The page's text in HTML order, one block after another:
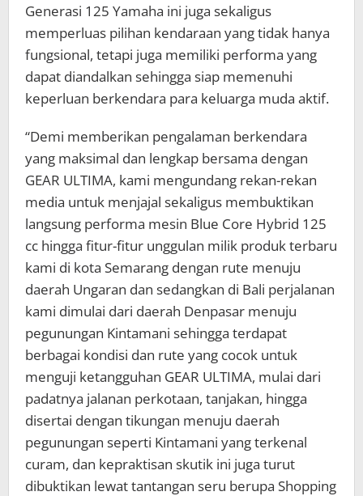
Generasi 125 Yamaha ini juga sekaligus
memperluas pilihan kendaraan yang tidak hanya
fungsional, tetapi juga memiliki performa yang
dapat diandalkan sehingga siap memenuhi
keperluan berkendara para keluarga muda aktif.
“Demi memberikan pengalaman berkendara
yang maksimal dan lengkap bersama dengan
GEAR ULTIMA, kami mengundang rekan-rekan
media untuk menjajal sekaligus membuktikan
langsung performa mesin Blue Core Hybrid 125
cc hingga fitur-fitur unggulan milik produk terbaru
kami di kota Semarang dengan rute menuju
daerah Ungaran dan sedangkan di Bali perjalanan
kami dimulai dari daerah Denpasar menuju
pegunungan Kintamani sehingga terdapat
berbagai kondisi dan rute yang cocok untuk
menguji ketangguhan GEAR ULTIMA, mulai dari
padatnya jalanan perkotaan, tanjakan, hingga
disertai dengan tikungan menuju daerah
pegunungan seperti Kintamani yang terkenal
curam, dan kepraktisan skutik ini juga turut
dibuktikan lewat tantangan seru berupa Shopping